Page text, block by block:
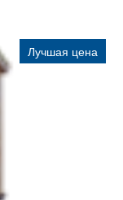
Лучшая цена